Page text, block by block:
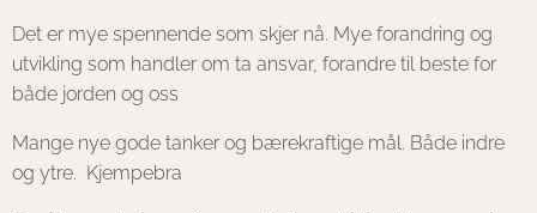
Det er mye spennende som skjer nå. Mye forandring og
utvikling som handler om ta ansvar, forandre til beste for
både jorden og oss
Mange nye gode tanker og bærekraftige mål. Både indre
og ytre. Kjempebra